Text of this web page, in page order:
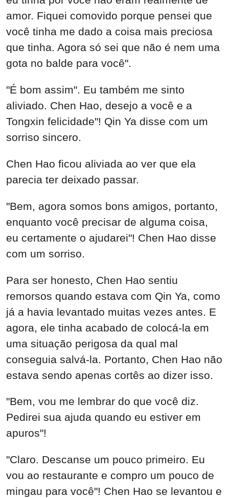
amor. Fiquei comovido porque pensei que
você tinha me dado a coisa mais preciosa
que tinha. Agora só sei que não é nem uma
gota no balde para você".
"É bom assim". Eu também me sinto
aliviado. Chen Hao, desejo a você e a
Tongxin felicidade"! Qin Ya disse com um
sorriso sincero.
Chen Hao ficou aliviada ao ver que ela
parecia ter deixado passar.
"Bem, agora somos bons amigos, portanto,
enquanto você precisar de alguma coisa,
eu certamente o ajudarei"! Chen Hao disse
com um sorriso.
Para ser honesto, Chen Hao sentiu
remorsos quando estava com Qin Ya, como
já a havia levantado muitas vezes antes. E
agora, ele tinha acabado de colocá-la em
uma situação perigosa da qual mal
conseguia salvá-la. Portanto, Chen Hao não
estava sendo apenas cortês ao dizer isso.
"Bem, vou me lembrar do que você diz.
Pedirei sua ajuda quando eu estiver em
apuros"!
"Claro. Descanse um pouco primeiro. Eu
vou ao restaurante e compro um pouco de
mingau para você"! Chen Hao se levantou e